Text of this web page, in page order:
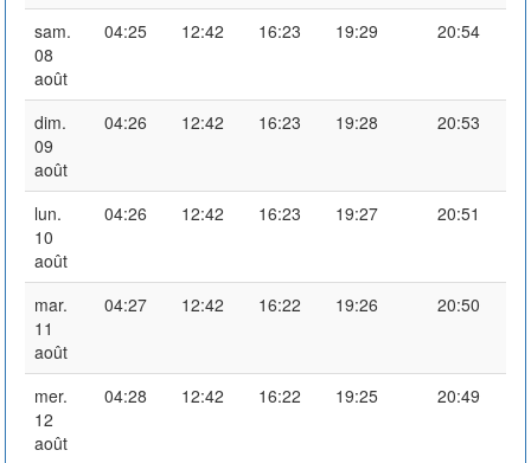
sam.
08
août
04:25 12:42 16:23 19:29 20:54
dim.
09
août
04:26 12:42 16:23 19:28 20:53
lun.
10
août
04:26 12:42 16:23 19:27 20:51
mar.
11
août
04:27 12:42 16:22 19:26 20:50
mer.
12
août
04:28 12:42 16:22 19:25 20:49